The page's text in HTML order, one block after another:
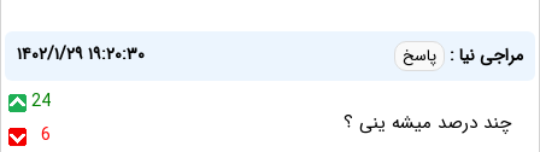
مراجی نیا : پاسخ
۱۴۰۲/۱/۲۹ ۱۹:۲۰:۳۰
24
6
چند درصد میشه ینی ؟